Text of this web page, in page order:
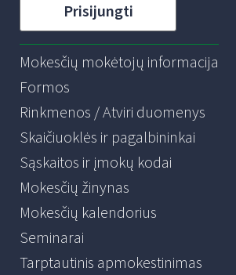
Prisijungti
Mokesčių mokėtojų informacija
Formos
Rinkmenos / Atviri duomenys
Skaičiuoklės ir pagalbininkai
Sąskaitos ir įmokų kodai
Mokesčių žinynas
Mokesčių kalendorius
Seminarai
Tarptautinis apmokestinimas